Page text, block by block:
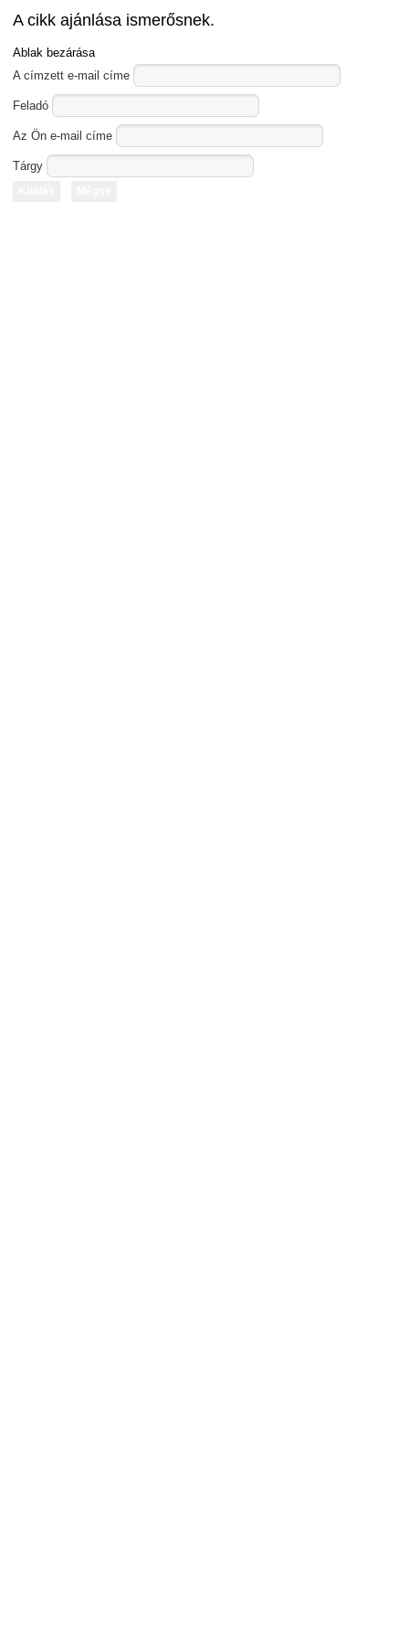
A cikk ajánlása ismerősnek.
Ablak bezárása
A címzett e-mail címe
Feladó
Az Ön e-mail címe
Tárgy